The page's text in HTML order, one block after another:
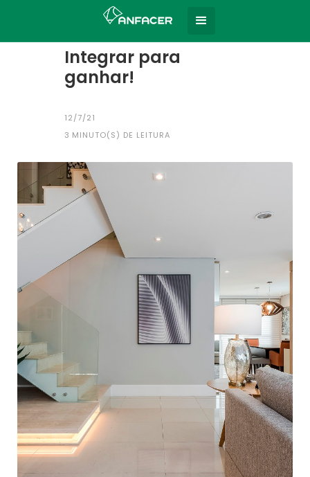
Todas as notícias
Integrar para
ganhar!
12/7/21
3 MINUTO(S) DE LEITURA